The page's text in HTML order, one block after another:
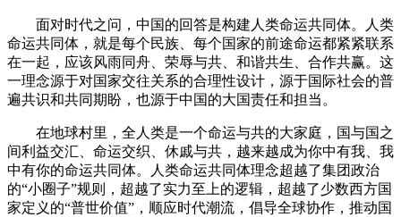
面对时代之问，中国的回答是构建人类命运共同体。人类
命运共同体，就是每个民族、每个国家的前途命运都紧紧联系
在一起，应该风雨同舟、荣辱与共、和谐共生、合作共赢。这
一理念源于对国家交往关系的合理性设计，源于国际社会的普
遍共识和共同期盼，也源于中国的大国责任和担当。
在地球村里，全人类是一个命运与共的大家庭，国与国之
间利益交汇、命运交织、休戚与共，越来越成为你中有我、我
中有你的命运共同体。人类命运共同体理念超越了集团政治
的“小圈子”规则，超越了实力至上的逻辑，超越了少数西方国
家定义的“普世价值”，顺应时代潮流，倡导全球协作，推动国